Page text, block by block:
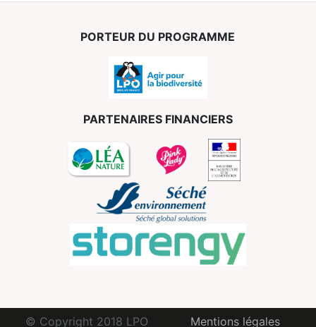
PORTEUR DU PROGRAMME
PARTENAIRES FINANCIERS
© Copyright 2018 LPO Mentions légales